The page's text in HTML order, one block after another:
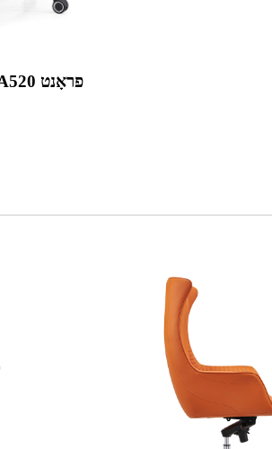
מאָדעל נומער: A520 פראָנט